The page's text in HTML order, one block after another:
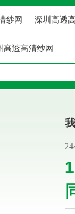
纱网 深圳高透
高透高清纱网